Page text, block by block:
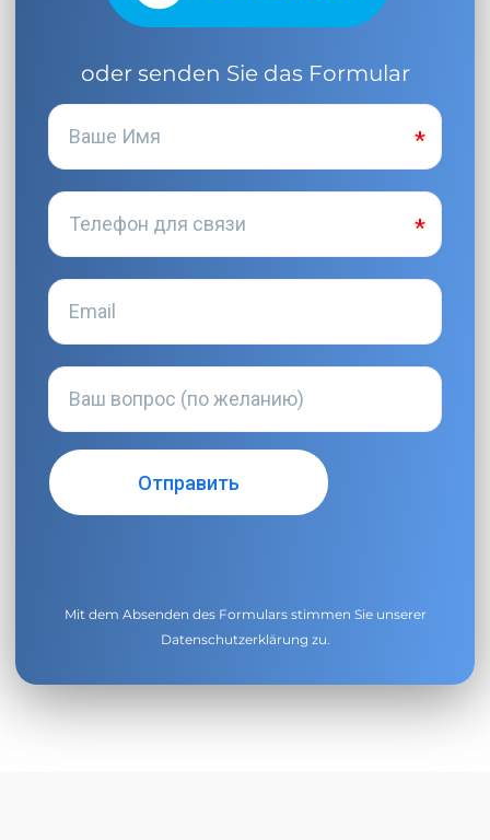
oder senden Sie das Formular
Mit dem Absenden des Formulars stimmen Sie unserer
Datenschutzerklärung zu.